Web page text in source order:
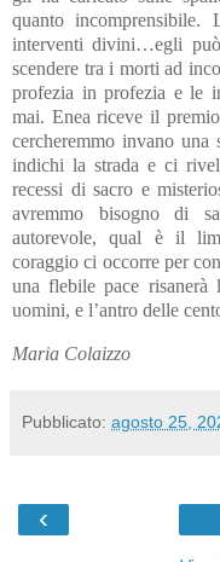
quanto incomprensibile.
interventi divini…egli
scendere tra i morti ad
profezia in profezia e le
mai. Enea riceve il
cercheremmo invano una
indichi la strada e ci
recessi di sacro e
avremmo bisogno di
autorevole, qual è il
coraggio ci occorre per
una flebile pace
uomini, e l’antro delle
Maria Colaizzo
Pubblicato: agosto 25,
‹